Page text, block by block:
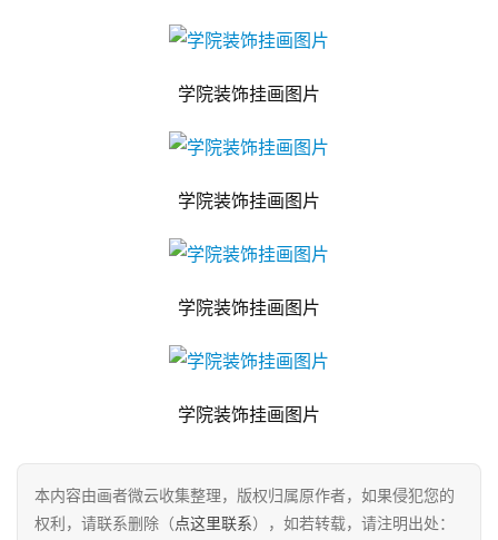
学院装饰挂画图片
学院装饰挂画图片
学院装饰挂画图片
学院装饰挂画图片
本内容由画者微云收集整理，版权归属原作者，如果侵犯您的
权利，请联系删除（点这里联系），如若转载，请注明出处：